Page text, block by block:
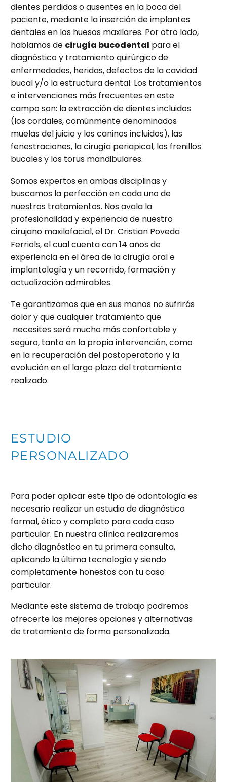
dientes perdidos o ausentes en la boca del
paciente, mediante la inserción de implantes
dentales en los huesos maxilares. Por otro lado,
hablamos de cirugía bucodental para el
diagnóstico y tratamiento quirúrgico de
enfermedades, heridas, defectos de la cavidad
bucal y/o la estructura dental. Los tratamientos
e intervenciones más frecuentes en este
campo son: la extracción de dientes incluidos
(los cordales, comúnmente denominados
muelas del juicio y los caninos incluidos), las
fenestraciones, la cirugía periapical, los frenillos
bucales y los torus mandibulares.
Somos expertos en ambas disciplinas y
buscamos la perfección en cada uno de
nuestros tratamientos. Nos avala la
profesionalidad y experiencia de nuestro
cirujano maxilofacial, el Dr. Cristian Poveda
Ferriols, el cual cuenta con 14 años de
experiencia en el área de la cirugía oral e
implantología y un recorrido, formación y
actualización admirables.
Te garantizamos que en sus manos no sufrirás
dolor y que cualquier tratamiento que
necesites será mucho más confortable y
seguro, tanto en la propia intervención, como
en la recuperación del postoperatorio y la
evolución en el largo plazo del tratamiento
realizado.
ESTUDIO
PERSONALIZADO
Para poder aplicar este tipo de odontología es
necesario realizar un estudio de diagnóstico
formal, ético y completo para cada caso
particular. En nuestra clínica realizaremos
dicho diagnóstico en tu primera consulta,
aplicando la última tecnología y siendo
completamente honestos con tu caso
particular.
Mediante este sistema de trabajo podremos
ofrecerte las mejores opciones y alternativas
de tratamiento de forma personalizada.